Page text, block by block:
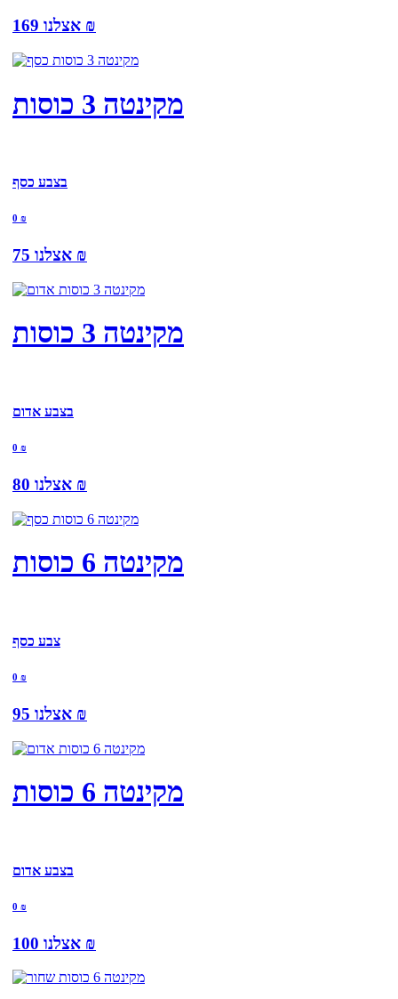
אצלנו ₪
מקינטה 3 כוסות
בצבע כסף
0 ₪
אצלנו ₪
מקינטה 3 כוסות
בצבע אדום
0 ₪
אצלנו ₪
מקינטה 6 כוסות
צבע כסף
0 ₪
אצלנו ₪
מקינטה 6 כוסות
בצבע אדום
0 ₪
אצלנו ₪